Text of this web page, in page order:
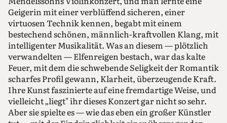
Geigerin mit einer verblüffend sicheren, einer
virtuosen Technik kennen, begabt mit einem
bestechend schönen, männlich-kraftvollen Klang, mit
intelligenter Musikalität. Was an diesem — plötzlich
verwandelten — Elfenreigen bestach, war das kalte
Feuer, mit dem die schwebende Seligkeit der Romantik
scharfes Profil gewann, Klarheit, überzeugende Kraft.
Ihre Kunst faszinierte auf eine fremdartige Weise, und
vielleicht „liegt" ihr dieses Konzert gar nicht so sehr.
Aber sie spielte es — wie das eben ein großer Künstler